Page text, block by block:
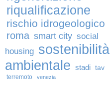
riqualificazione
rischio idrogeologico
roma smart city social
housing sostenibilità
ambientale stadi tav
terremoto venezia